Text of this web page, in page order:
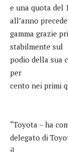
e una quota del
all’anno
gamma grazie
stabilmente sul
podio della sua
per
cento nei primi
“Toyota – ha
delegato di